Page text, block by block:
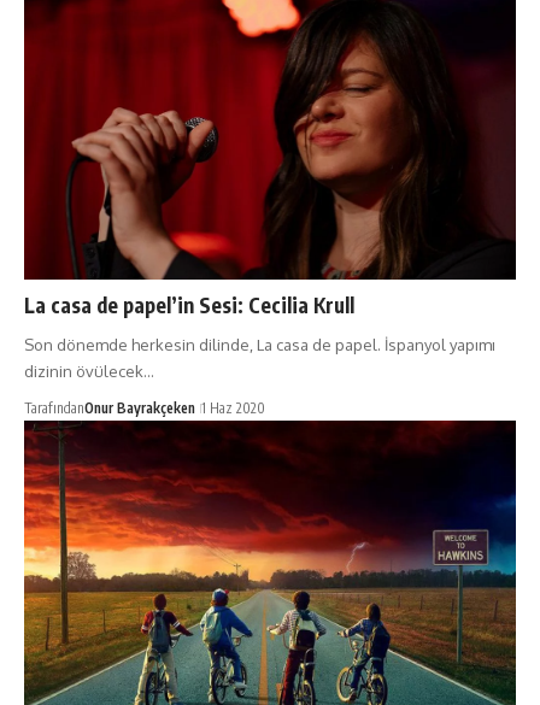
La casa de papel’in Sesi: Cecilia Krull
Son dönemde herkesin dilinde, La casa de papel. İspanyol yapımı
dizinin övülecek…
TarafındanOnur Bayrakçeken 1 Haz 2020